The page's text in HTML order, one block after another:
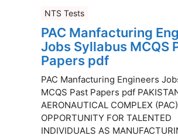
NTS Tests
PAC Manfacturing
Jobs Syllabus MCQS
Papers pdf
PAC Manfacturing Engineers
MCQS Past Papers pdf
AERONAUTICAL COMPLEX
OPPORTUNITY FOR TALENTED
INDIVIDUALS AS